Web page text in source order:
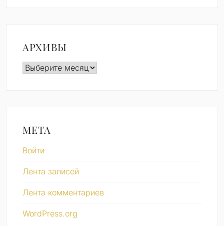
АРХИВЫ
Архивы
МЕТА
Войти
Лента записей
Лента комментариев
WordPress.org